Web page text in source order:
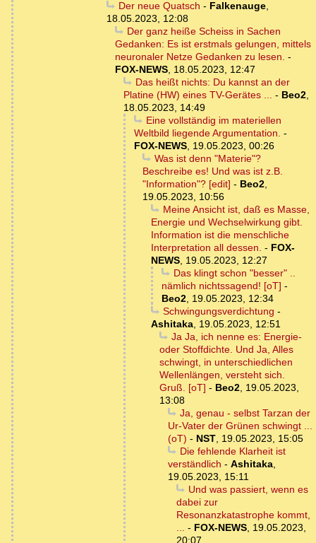
Der neue Quatsch - Falkenauge,
18.05.2023, 12:08
Der ganz heiße Scheiss in Sachen
Gedanken: Es ist erstmals gelungen, mittels
neuronaler Netze Gedanken zu lesen. -
FOX-NEWS 18.05.2023, 12:47
Das heißt nichts: Du kannst an der
Platine (HW) eines TV-Gerätes ...
- Beo2
18.05.2023, 14:49
Eine vollständig im materiellen
Weltbild liegende Argumentation. -
FOX-NEWS 19.05.2023, 00:26
Was ist denn "Materie"?
Beschreibe es! Und was ist z.B.
"Information"? [edit] - Beo2
19.05.2023, 10:56
Meine Ansicht ist, daß es Masse,
Energie und Wechselwirkung gibt.
Information ist die menschliche
Interpretation all dessen. - FOX-
NEWS 19.05.2023, 12:27
Das klingt schon "besser" ..
nämlich nichtssagend! [oT] -
Beo2 19.05.2023, 12:34
Schwingungsverdichtung -
Ashitaka 19.05.2023, 12:51
Ja Ja, ich nenne es: Energie-
oder Stoffdichte. Und Ja, Alles
schwingt, in unterschiedlichen
Wellenlängen, versteht sich.
Gruß. [oT] - Beo2 19.05.2023,
13:08
Ja, genau - selbst Tarzan der
Ur-Vater der Grünen schwingt ...
(oT) - NST 19.05.2023, 15:05
Die fehlende Klarheit ist
verständlich - Ashitaka
19.05.2023, 15:11
Und was passiert, wenn es
dabei zur
Resonanzkatastrophe kommt,
- FOX-NEWS 19.05.2023,
20:07